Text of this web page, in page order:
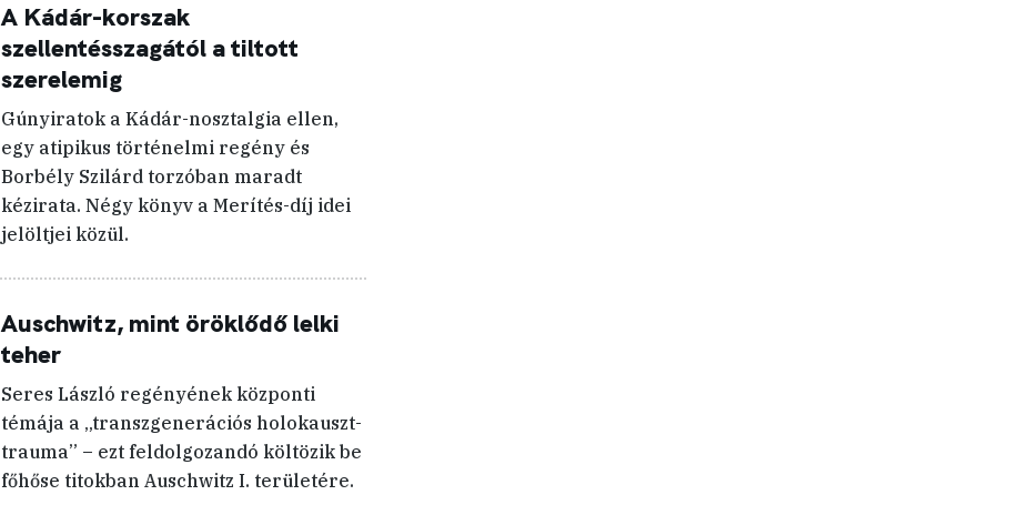
A Kádár-korszak
szellentésszagától a tiltott
szerelemig
Gúnyiratok a Kádár-nosztalgia ellen,
egy atipikus történelmi regény és
Borbély Szilárd torzóban maradt
kézirata. Négy könyv a Merítés-díj idei
jelöltjei közül.
Auschwitz, mint öröklődő lelki
teher
Seres László regényének központi
témája a „transzgenerációs holokauszt-
trauma” – ezt feldolgozandó költözik be
főhőse titokban Auschwitz I. területére.